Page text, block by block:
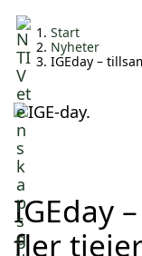
Huvudnavigation
Start
Nyheter
IGEday –
IGEday
fler